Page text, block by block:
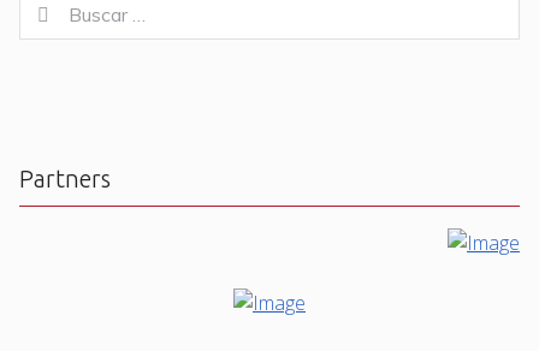
for:
Buscar
Partners